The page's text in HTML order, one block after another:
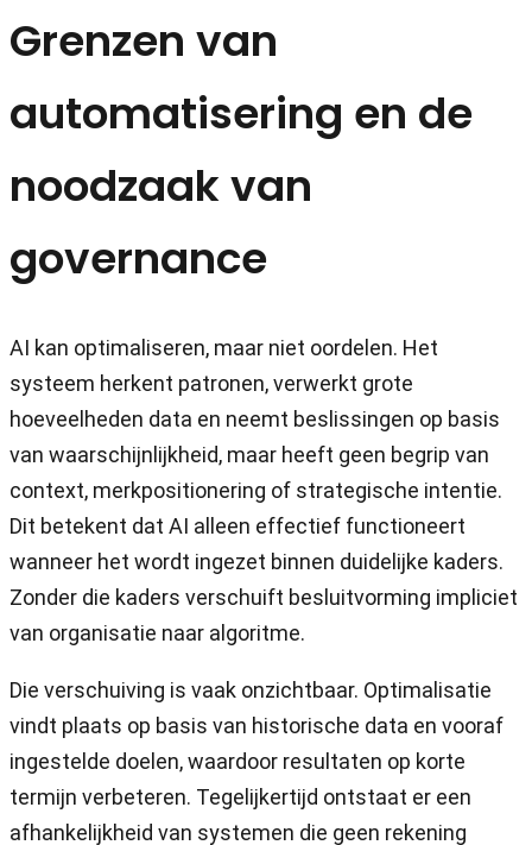
Grenzen van
automatisering en de
noodzaak van
governance
AI kan optimaliseren, maar niet oordelen. Het
systeem herkent patronen, verwerkt grote
hoeveelheden data en neemt beslissingen op basis
van waarschijnlijkheid, maar heeft geen begrip van
context, merkpositionering of strategische intentie.
Dit betekent dat AI alleen effectief functioneert
wanneer het wordt ingezet binnen duidelijke kaders.
Zonder die kaders verschuift besluitvorming impliciet
van organisatie naar algoritme.
Die verschuiving is vaak onzichtbaar. Optimalisatie
vindt plaats op basis van historische data en vooraf
ingestelde doelen, waardoor resultaten op korte
termijn verbeteren. Tegelijkertijd ontstaat er een
afhankelijkheid van systemen die geen rekening